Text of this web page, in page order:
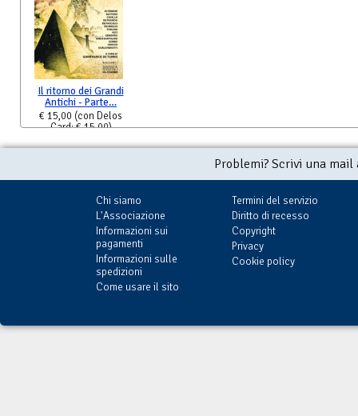
Il ritorno dei Grandi
Antichi - Parte…
€ 15,00 (con Delos
Card: € 15,00)
Problemi? Scrivi una
Chi siamo
L'Associazione
Informazioni sui
pagamenti
Informazioni sulle
spedizioni
Come usare il sito
Termini del servizio
Diritto di recesso
Copyright
Privacy
Cookie policy